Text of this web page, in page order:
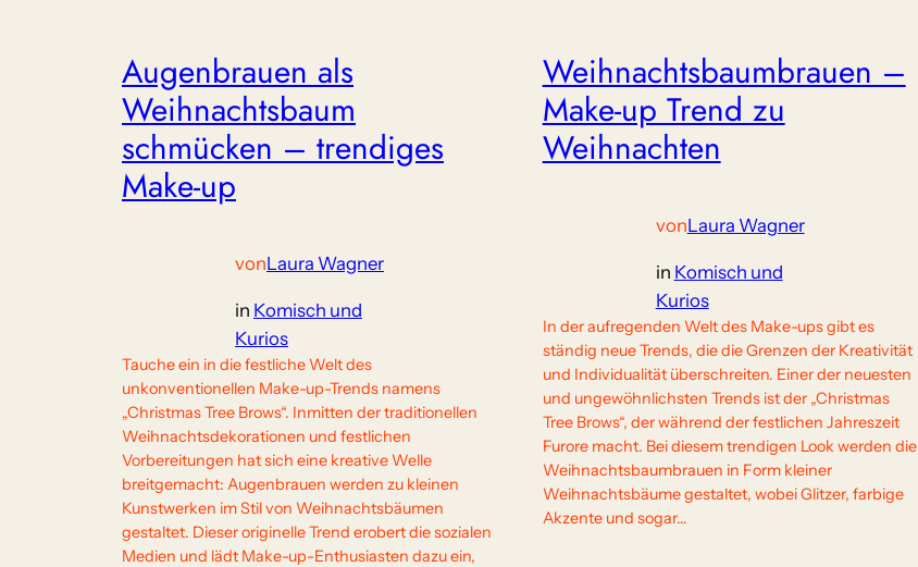
Augenbrauen als
Weihnachtsbaum
schmücken – trendiges
Make-up
vonLaura Wagner
in Komisch und
Kurios
Tauche ein in die festliche Welt des
unkonventionellen Make-up-Trends namens
„Christmas Tree Brows“. Inmitten der traditionellen
Weihnachtsdekorationen und festlichen
Vorbereitungen hat sich eine kreative Welle
breitgemacht: Augenbrauen werden zu kleinen
Kunstwerken im Stil von Weihnachtsbäumen
gestaltet. Dieser originelle Trend erobert die sozialen
Medien und lädt Make-up-Enthusiasten dazu ein,
Weihnachtsbaumbrauen –
Make-up Trend zu
Weihnachten
vonLaura Wagner
in Komisch und
Kurios
In der aufregenden Welt des Make-ups gibt es
ständig neue Trends, die die Grenzen der Kreativität
und Individualität überschreiten. Einer der neuesten
und ungewöhnlichsten Trends ist der „Christmas
Tree Brows“, der während der festlichen Jahreszeit
Furore macht. Bei diesem trendigen Look werden die
Weihnachtsbaumbrauen in Form kleiner
Weihnachtsbäume gestaltet, wobei Glitzer, farbige
Akzente und sogar…